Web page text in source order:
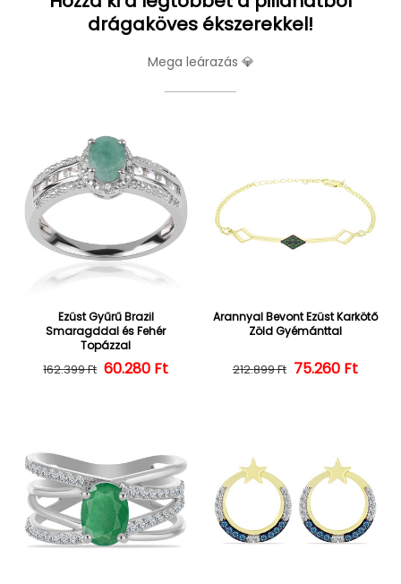
drágaköves ékszerekkel!
Mega leárazás 💎
Ezüst Gyűrű Brazil
Smaragddal és Fehér
Topázzal
Normál ár
162.399 Ft Kedvezményes ár
60.280 Ft
Arannyal Bevont Ezüst Karkötő
Zöld Gyémánttal
Normál ár
212.899 Ft 75.260 Ft